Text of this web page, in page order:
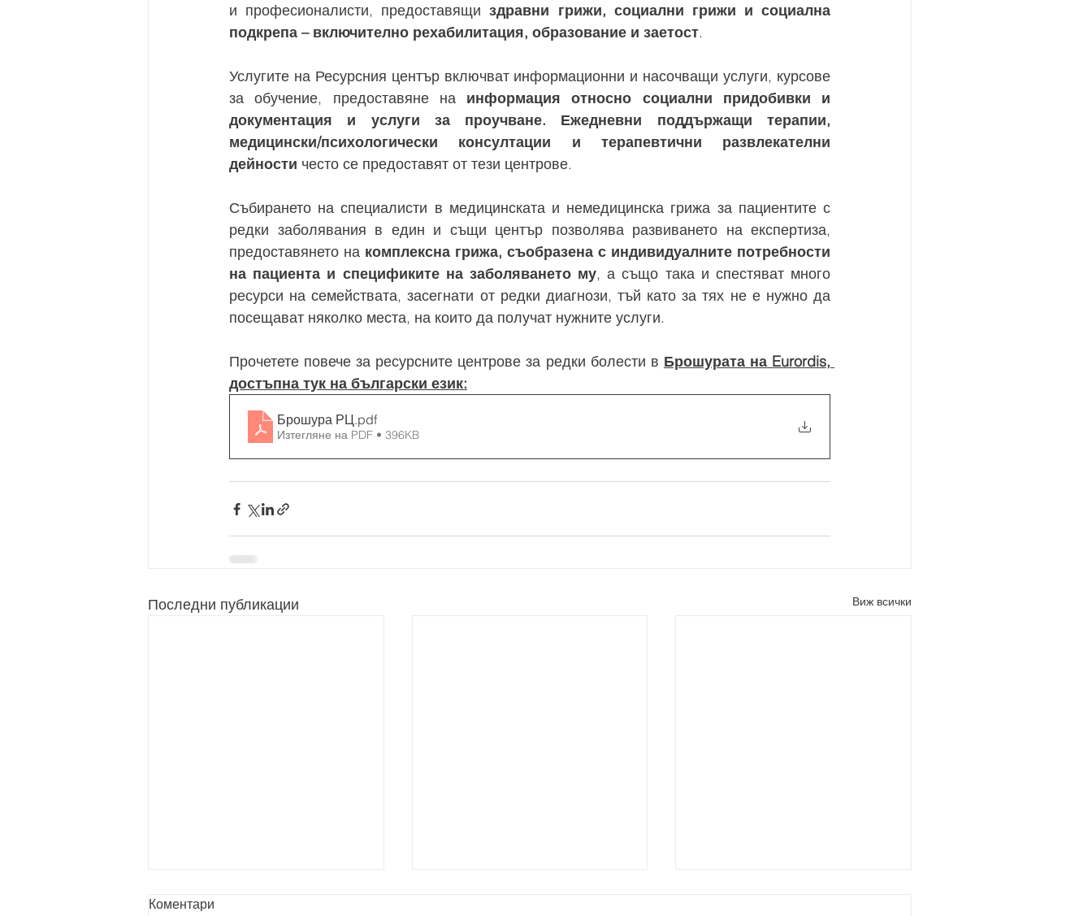
и професионалисти, предоставящи здравни грижи, социални грижи и социална
подкрепа – включително рехабилитация, образование и заетост.
Услугите на Ресурсния център включват информационни и насочващи услуги, курсове
за обучение, предоставяне на информация относно социални придобивки и
документация и услуги за проучване. Ежедневни поддържащи терапии,
медицински/психологически консултации и терапевтични развлекателни
дейности често се предоставят от тези центрове.
Събирането на специалисти в медицинската и немедицинска грижа за пациентите с
редки заболявания в един и същи център позволява развиването на експертиза,
предоставянето на комплексна грижа, съобразена с индивидуалните потребности
на пациента и спецификите на заболяването му, а също така и спестяват много
ресурси на семействата, засегнати от редки диагнози, тъй като за тях не е нужно да
посещават няколко места, на които да получат нужните услуги.
Прочетете повече за ресурсните центрове за редки болести в Брошурата на Eurordis,
достъпна тук на български език:
Брошура РЦ.pdf
Изтегляне на PDF • 396KB
Последни публикации Виж всички
Коментари